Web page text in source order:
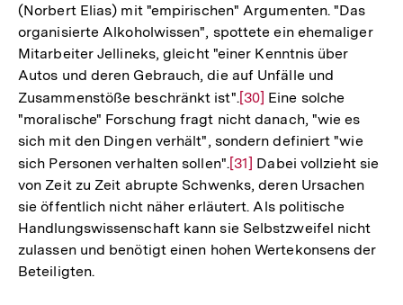
der
Fußnote
(Norbert Elias) mit "empirischen" Argumenten. "Das
organisierte Alkoholwissen", spottete ein ehemaliger
Mitarbeiter Jellineks, gleicht "einer Kenntnis über
Autos und deren Gebrauch, die auf Unfälle und
Zusammenstöße beschränkt ist".Zur
Auflösung
der
Fußnote
[30] Eine solche
"moralische" Forschung fragt nicht danach, "wie es
sich mit den Dingen verhält", sondern definiert "wie
sich Personen verhalten sollen".Zur
Auflösung
der
Fußnote
[31] Dabei vollzieht sie
von Zeit zu Zeit abrupte Schwenks, deren Ursachen
sie öffentlich nicht näher erläutert. Als politische
Handlungswissenschaft kann sie Selbstzweifel nicht
zulassen und benötigt einen hohen Wertekonsens der
Beteiligten.